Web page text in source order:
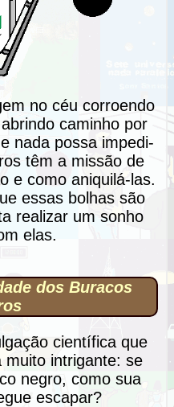
no céu corroendo
caminho por
nada possa impedi-
têm a missão de
e como aniquilá-las.
essas bolhas são
realizar um sonho
elas.
dos Buracos
científica que
muito intrigante: se
negro, como sua
escapar?